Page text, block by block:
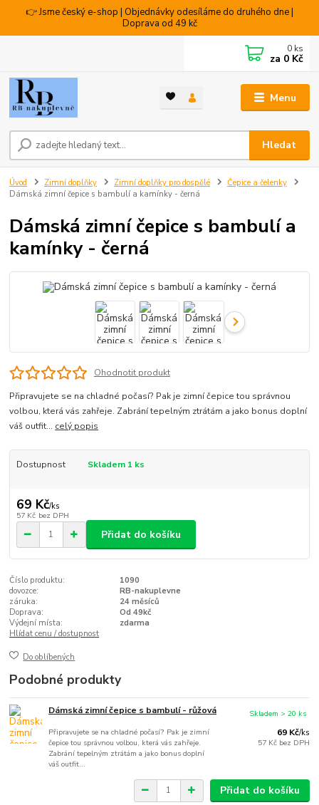
👉 Jsme český e-shop | Objednávky odesíláme do druhého dne |
Doprava od 49 kč
Menu
Hledat
0 ks
za 0 Kč
Úvod Zimní doplňky Zimní doplňky pro dospělé
Čepice a čelenky
Dámská zimní čepice s bambulí a kamínky - černá
Dámská zimní čepice s bambulí a
kamínky - černá
Ohodnotit produkt
Připravujete se na chladné počasí? Pak je zimní čepice tou správnou
volbou, která vás zahřeje. Zabrání tepelným ztrátám a jako bonus doplní
váš outfit... celý popis
Dostupnost Skladem 1 ks
69 Kč/ks
57 Kč bez DPH
Přidat do košíku
Číslo produktu:
1090
dovozce:
RB-nakuplevne
záruka:
24 měsíců
Doprava:
Od 49kč
Výdejní místa:
zdarma
Hlídat cenu / dostupnost
Do oblíbených
Podobné produkty
Dámská zimní čepice s bambulí - růžová
Připravujete se na chladné počasí? Pak je zimní
čepice tou správnou volbou, která vás zahřeje.
Zabrání tepelným ztrátám a jako bonus doplní
váš outfit...
69 Kč/ks
57 Kč bez DPH
Skladem > 20 ks
Přidat do košíku